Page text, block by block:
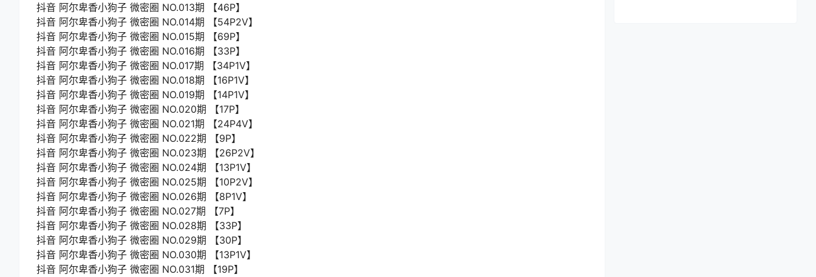
抖音 阿尔卑香小狗子 微密圈 NO.013期 【46P】
抖音 阿尔卑香小狗子 微密圈 NO.014期 【54P2V】
抖音 阿尔卑香小狗子 微密圈 NO.015期 【69P】
抖音 阿尔卑香小狗子 微密圈 NO.016期 【33P】
抖音 阿尔卑香小狗子 微密圈 NO.017期 【34P1V】
抖音 阿尔卑香小狗子 微密圈 NO.018期 【16P1V】
抖音 阿尔卑香小狗子 微密圈 NO.019期 【14P1V】
抖音 阿尔卑香小狗子 微密圈 NO.020期 【17P】
抖音 阿尔卑香小狗子 微密圈 NO.021期 【24P4V】
抖音 阿尔卑香小狗子 微密圈 NO.022期 【9P】
抖音 阿尔卑香小狗子 微密圈 NO.023期 【26P2V】
抖音 阿尔卑香小狗子 微密圈 NO.024期 【13P1V】
抖音 阿尔卑香小狗子 微密圈 NO.025期 【10P2V】
抖音 阿尔卑香小狗子 微密圈 NO.026期 【8P1V】
抖音 阿尔卑香小狗子 微密圈 NO.027期 【7P】
抖音 阿尔卑香小狗子 微密圈 NO.028期 【33P】
抖音 阿尔卑香小狗子 微密圈 NO.029期 【30P】
抖音 阿尔卑香小狗子 微密圈 NO.030期 【13P1V】
抖音 阿尔卑香小狗子 微密圈 NO.031期 【19P】